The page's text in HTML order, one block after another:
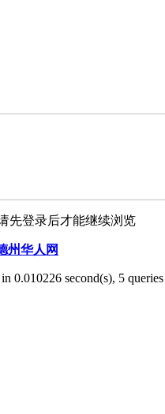
先登录后才能继续浏览
州华人网
in 0.010226 second(s), 5